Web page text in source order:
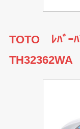
TOTO ﾚﾊﾞｰﾊ
TH32362WA